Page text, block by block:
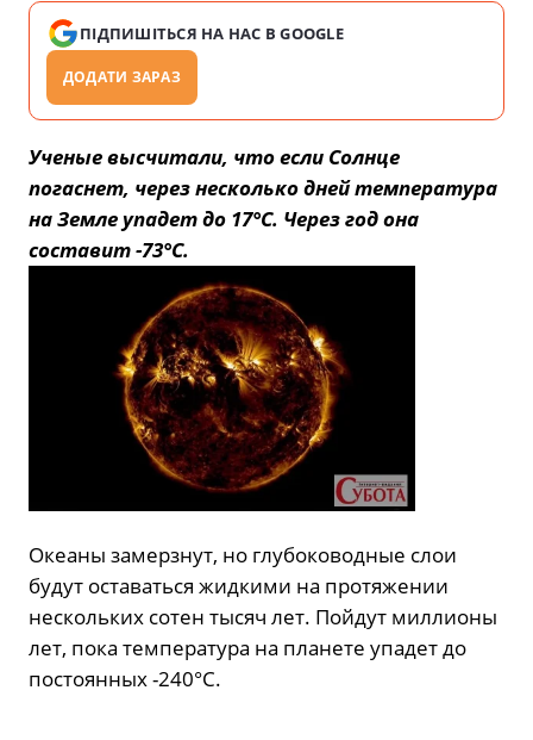
ПІДПИШІТЬСЯ НА НАС В GOOGLE
ДОДАТИ ЗАРАЗ
Ученые высчитали, что если Солнце
погаснет, через несколько дней температура
на Земле упадет до 17°С. Через год она
составит -73°С.
Океаны замерзнут, но глубоководные слои
будут оставаться жидкими на протяжении
нескольких сотен тысяч лет. Пойдут миллионы
лет, пока температура на планете упадет до
постоянных -240°С.